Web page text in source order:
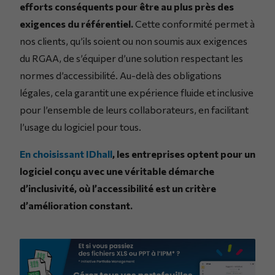
efforts conséquents pour être au plus près des
exigences du référentiel. Cette conformité permet à
nos clients, qu’ils soient ou non soumis aux exigences
du RGAA, de s’équiper d’une solution respectant les
normes d’accessibilité. Au-delà des obligations
légales, cela garantit une expérience fluide et inclusive
pour l’ensemble de leurs collaborateurs, en facilitant
l’usage du logiciel pour tous.
En choisissant IDhall, les entreprises optent pour un
logiciel conçu avec une véritable démarche
d’inclusivité, où l’accessibilité est un critère
d’amélioration constant.